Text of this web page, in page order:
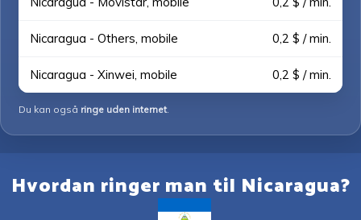
Nicaragua - Others, mobile 0,2 $ / min.
Nicaragua - Xinwei, mobile 0,2 $ / min.
Du kan også ringe uden internet.
Hvordan ringer man til Nicaragua?